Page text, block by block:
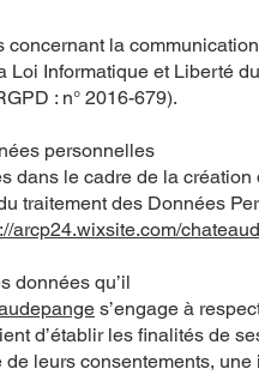
la
Loi Informatique et Liberté
: n° 2016-679).
personnelles
dans le cadre de la
traitement des Données
arcp24.wixsite.com/
données qu’il
s’engage à
d’établir les finalités de
leurs consentements,